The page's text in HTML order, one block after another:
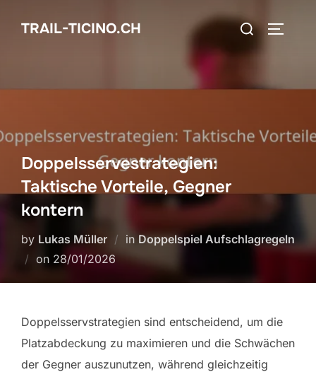
TRAIL-TICINO.CH
Search
Doppelsservestrategien:
Taktische Vorteile, Gegner
kontern
by Lukas Müller in Doppelspiel Aufschlagregeln
on Posted
28/01/2026
Doppelsservstrategien sind entscheidend, um die
Platzabdeckung zu maximieren und die Schwächen
der Gegner auszunutzen, während gleichzeitig